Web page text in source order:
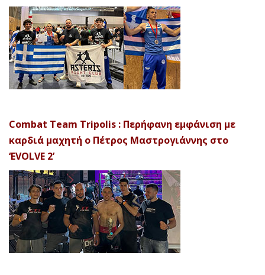
Combat Team Tripolis : Περήφανη εμφάνιση με
καρδιά μαχητή ο Πέτρος Μαστρογιάννης στο
‘EVOLVE 2’